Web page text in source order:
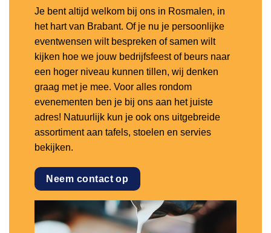
Je bent altijd welkom bij ons in Rosmalen, in
het hart van Brabant. Of je nu je persoonlijke
eventwensen wilt bespreken of samen wilt
kijken hoe we jouw bedrijfsfeest of beurs naar
een hoger niveau kunnen tillen, wij denken
graag met je mee. Voor alles rondom
evenementen ben je bij ons aan het juiste
adres! Natuurlijk kun je ook ons uitgebreide
assortiment aan tafels, stoelen en servies
bekijken.
Neem contact op